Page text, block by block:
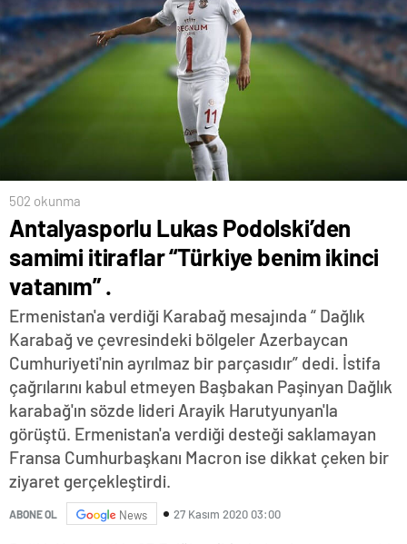
502 okunma
Antalyasporlu Lukas Podolski’den
samimi itiraflar “Türkiye benim ikinci
vatanım” .
Ermenistan'a verdiği Karabağ mesajında “ Dağlık
Karabağ ve çevresindeki bölgeler Azerbaycan
Cumhuriyeti'nin ayrılmaz bir parçasıdır” dedi. İstifa
çağrılarını kabul etmeyen Başbakan Paşinyan Dağlık
karabağ'ın sözde lideri Arayik Harutyunyan'la
görüştü. Ermenistan'a verdiği desteği saklamayan
Fransa Cumhurbaşkanı Macron ise dikkat çeken bir
ziyaret gerçekleştirdi.
ABONE OL News 27 Kasım 2020 03:00